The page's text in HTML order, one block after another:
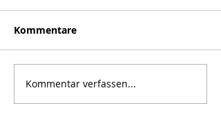
Kommentare
Kommentar verfassen...